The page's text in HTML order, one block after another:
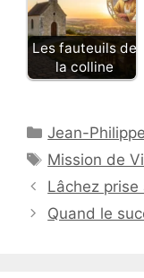
Les fauteuils de
la colline
Catégories
Jean-Philippe
Étiquettes
Mission de
Lâchez
Quand le